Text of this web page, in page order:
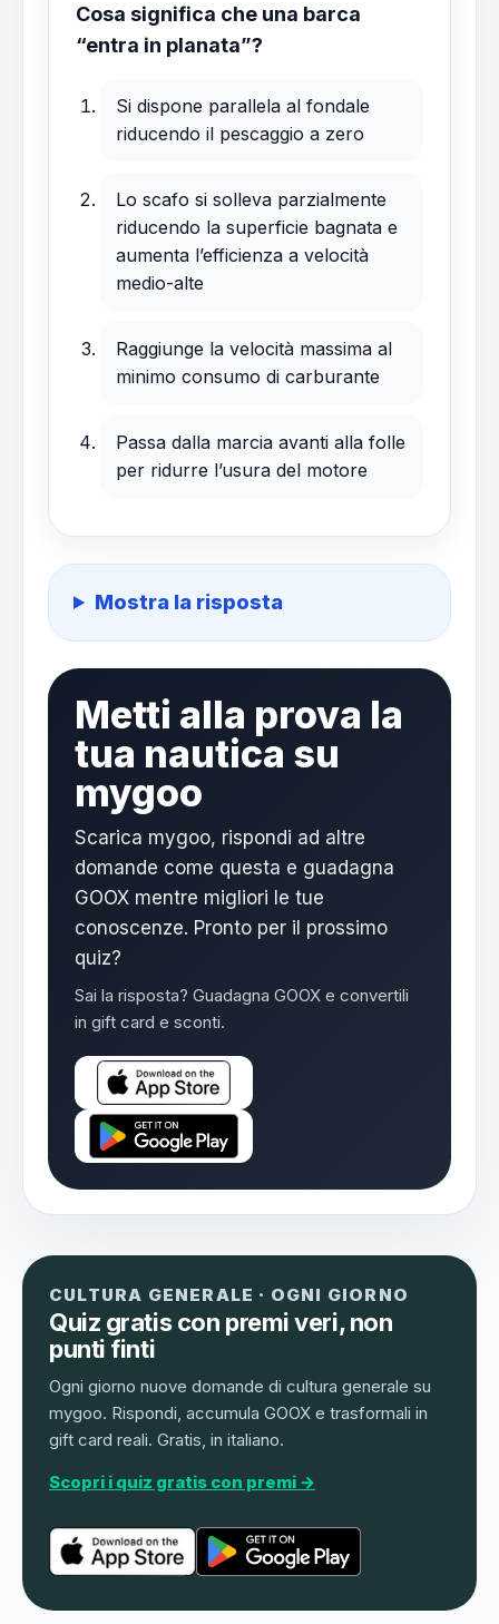
Cosa significa che una barca
“entra in planata”?
Si dispone parallela al fondale
riducendo il pescaggio a zero
Lo scafo si solleva parzialmente
riducendo la superficie bagnata e
aumenta l’efficienza a velocità
medio-alte
Raggiunge la velocità massima al
minimo consumo di carburante
Passa dalla marcia avanti alla folle
per ridurre l’usura del motore
Mostra la risposta
Metti alla prova la
tua nautica su
mygoo
Scarica mygoo, rispondi ad altre
domande come questa e guadagna
GOOX mentre migliori le tue
conoscenze. Pronto per il prossimo
quiz?
Sai la risposta? Guadagna GOOX e convertili
in gift card e sconti.
CULTURA GENERALE · OGNI GIORNO
Quiz gratis con premi veri, non
punti finti
Ogni giorno nuove domande di cultura generale su
mygoo. Rispondi, accumula GOOX e trasformali in
gift card reali. Gratis, in italiano.
Scopri i quiz gratis con premi →